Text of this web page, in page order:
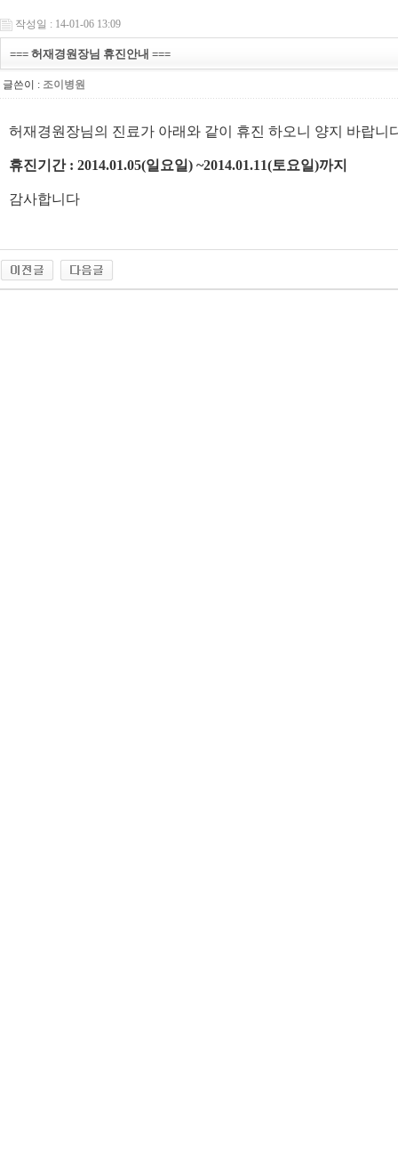
작성일 : 14-01-06 13:09
=== 허재경원장님 휴진안내 ===
글쓴이 : 조이병원
허재경원장님의 진료가 아래와 같이 휴진 하오니 양지 바랍니
휴진기간 : 2014.01.05(일요일) ~2014.01.11(토요일)까지
감사합니다